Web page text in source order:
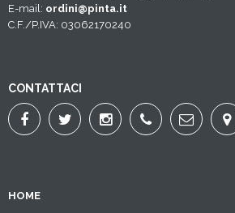
E-mail: ordini@pinta.it
C.F./P.IVA: 03062170240
CONTATTACI
HOME